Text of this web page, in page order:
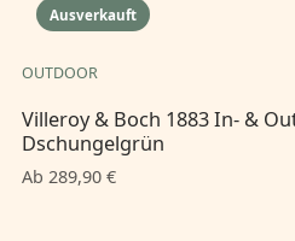
Ausverkauft
OUTDOOR
Villeroy & Boch 1883 In- &
Dschungelgrün
Ab 289,90 €